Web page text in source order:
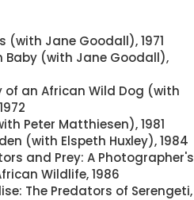
(with Jane Goodall), 1971
Baby (with Jane Goodall),
of an African Wild Dog (with
Peter Matthiesen), 1981
(with Elspeth Huxley), 1984
and Prey: A Photographer's
Wildlife, 1986
The Predators of Serengeti,